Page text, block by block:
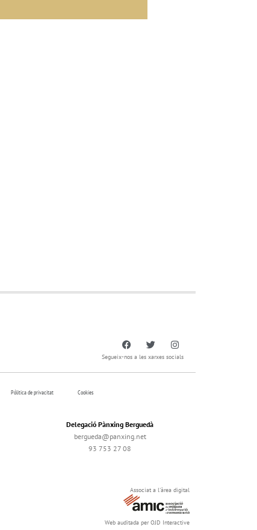
Segueix-nos a les xarxes socials
Pólitica de privacitat Cookies
Delegació Pànxing Berguedà
bergueda@panxing.net
93 753 27 08
Associat a l'àrea digital
Web auditada per OJD Interactive